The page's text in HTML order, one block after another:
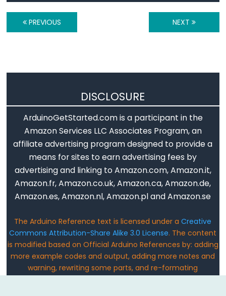
Advanced
noTone()
shiftIn()
shiftOut()
tone()
Serial
Serial
Serial.available()
Serial.availableForWrite()
Serial.begin()
PREVIOUS NEXT
DISCLOSURE
ArduinoGetStarted.com is a participant in the
Amazon Services LLC Associates Program, an
affiliate advertising program designed to provide a
means for sites to earn advertising fees by
advertising and linking to Amazon.com, Amazon.it,
Amazon.fr, Amazon.co.uk, Amazon.ca, Amazon.de,
Amazon.es, Amazon.nl, Amazon.pl and Amazon.se
The Arduino Reference text is licensed under aCreative
Commons Attribution-Share Alike 3.0 License. The content
is modified based on Official Arduino References by: adding
more example codes and output, adding more notes and
warning, rewriting some parts, and re-formating